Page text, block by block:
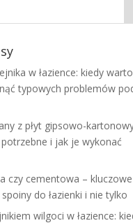
w łazience: kiedy
typowych problemów
z płyt gipsowo-
i jak je wykonać
czy cementowa –
do łazienki i nie tylko
wilgoci w łazience: